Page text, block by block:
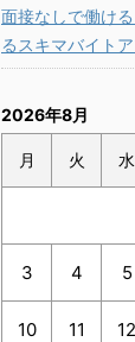
面接なしで働け
るスキマバイト
2026年8月
月 火 水
3 4 5
10 11 12